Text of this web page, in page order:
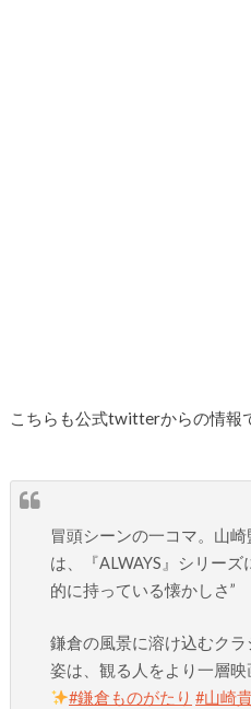
こちらも公式twitterからの情報
冒頭シーンの一コマ。山
は、『ALWAYS』シリー
的に持っている懐かしさ”
鎌倉の風景に溶け込むク
姿は、観る人をより一層
#鎌倉ものがたり #山崎